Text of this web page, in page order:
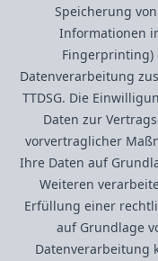
Speicherung
Informationen
Datenverarbeitung
TTDSG. Die
Daten zur
vorvertraglicher
Ihre Daten auf
Weiteren
Erfüllung einer
auf Grundlage
Datenverarbeitung